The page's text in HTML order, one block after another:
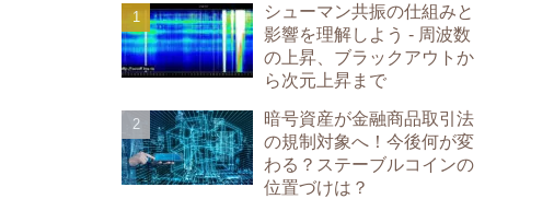
シューマン共振の仕組みと
影響を理解しよう - 周波数
の上昇、ブラックアウトか
ら次元上昇まで
暗号資産が金融商品取引法
の規制対象へ！今後何が変
わる？ステーブルコインの
位置づけは？